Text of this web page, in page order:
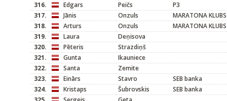
316.
Edgars Peičs
P3
317.
Jānis Onzuls
MARATONA KLUBS
318.
Arturs Onzuls
MARATONA KLUBS
319.
Laura
Deņisova
320.
Pēteris
Strazdiņš
321.
Gunta
Ikauniece
322.
Santa
Zemite
323.
Einārs Stavro
SEB banka
324.
Kristaps Šubrovskis
SEB banka